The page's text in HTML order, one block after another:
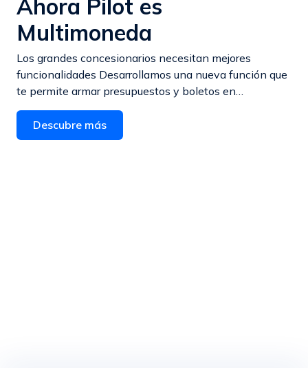
Ahora Pilot es
Multimoneda
Los grandes concesionarios necesitan mejores
funcionalidades Desarrollamos una nueva función que
te permite armar presupuestos y boletos en…
Descubre más